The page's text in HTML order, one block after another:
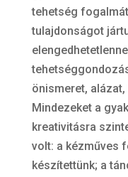
tehetség
tulajdonságot
önismeret,
Mindezeket a
kreativitásra
volt: a kézműves
készítettünk; a